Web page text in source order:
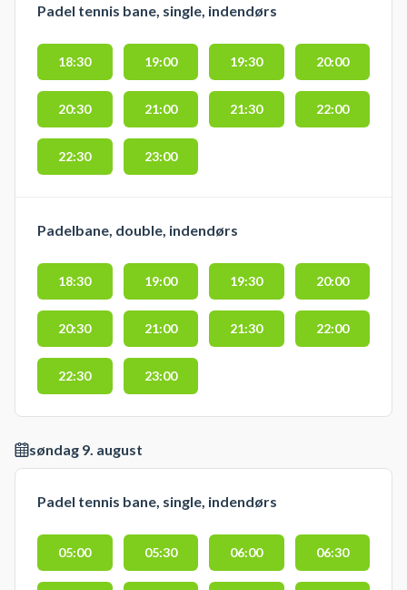
Padel tennis bane, single, indendørs
18:30 19:00 19:30 20:00
20:30 21:00 21:30 22:00
22:30 23:00
Padelbane, double, indendørs
18:30 19:00 19:30 20:00
20:30 21:00 21:30 22:00
22:30 23:00
søndag 9. august
Padel tennis bane, single, indendørs
05:00 05:30 06:00 06:30